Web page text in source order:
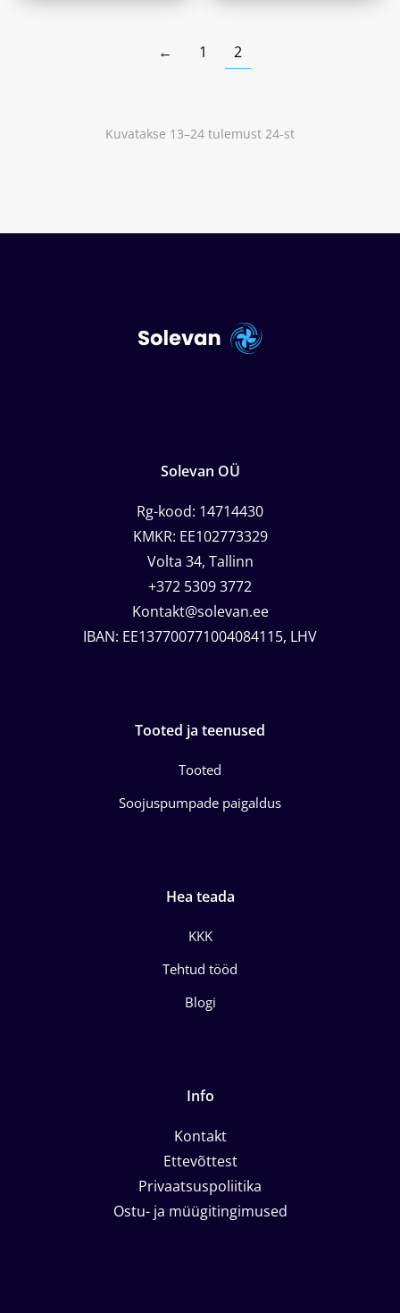
← 1 2
Kuvatakse 13–24 tulemust 24-st
Solevan OÜ
Rg-kood: 14714430
KMKR: EE102773329
Volta 34, Tallinn
+372 5309 3772
Kontakt@solevan.ee
IBAN: EE137700771004084115, LHV
Tooted ja teenused
Tooted
Soojuspumpade paigaldus
Hea teada
KKK
Tehtud tööd
Blogi
Info
Kontakt
Ettevõttest
Privaatsuspoliitika
Ostu- ja müügitingimused